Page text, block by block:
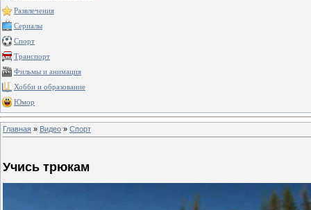
Развлечения
Сериалы
Спорт
Транспорт
Фильмы и анимация
Хобби и образование
Юмор
Главная » Видео » Спорт
Учись трюкам